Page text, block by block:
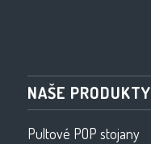
NAŠE PRODUKTY
Pultové POP stojany